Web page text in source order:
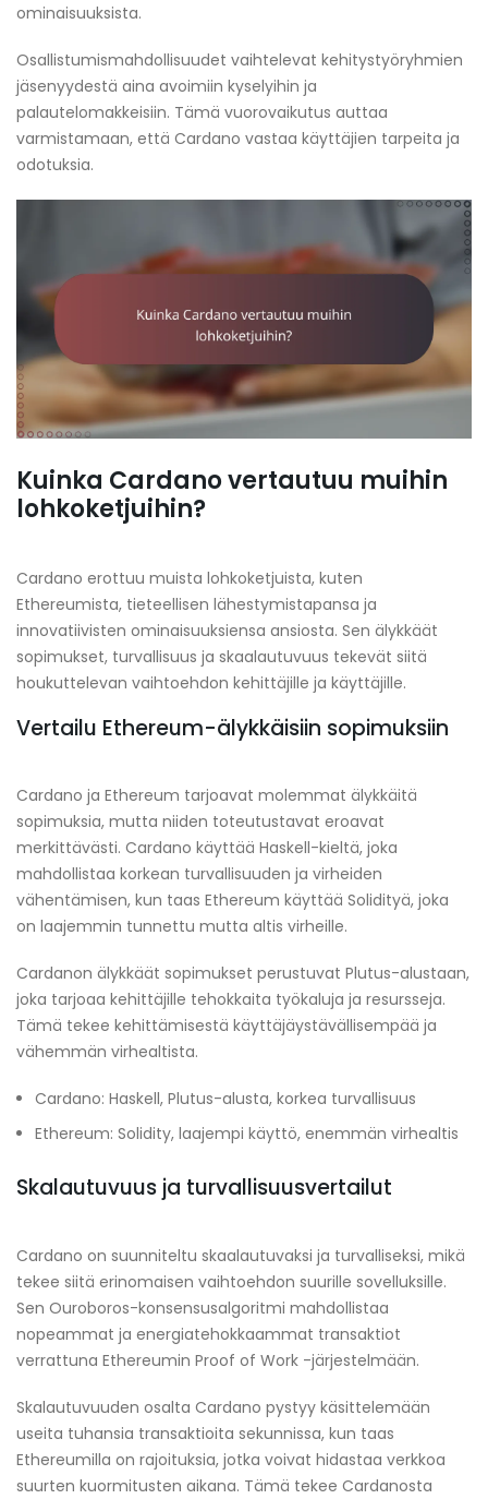
ominaisuuksista.
Osallistumismahdollisuudet vaihtelevat kehitystyöryhmien
jäsenyydestä aina avoimiin kyselyihin ja
palautelomakkeisiin. Tämä vuorovaikutus auttaa
varmistamaan, että Cardano vastaa käyttäjien tarpeita ja
odotuksia.
Kuinka Cardano vertautuu muihin
lohkoketjuihin?
Cardano erottuu muista lohkoketjuista, kuten
Ethereumista, tieteellisen lähestymistapansa ja
innovatiivisten ominaisuuksiensa ansiosta. Sen älykkäät
sopimukset, turvallisuus ja skaalautuvuus tekevät siitä
houkuttelevan vaihtoehdon kehittäjille ja käyttäjille.
Vertailu Ethereum-älykkäisiin sopimuksiin
Cardano ja Ethereum tarjoavat molemmat älykkäitä
sopimuksia, mutta niiden toteutustavat eroavat
merkittävästi. Cardano käyttää Haskell-kieltä, joka
mahdollistaa korkean turvallisuuden ja virheiden
vähentämisen, kun taas Ethereum käyttää Solidityä, joka
on laajemmin tunnettu mutta altis virheille.
Cardanon älykkäät sopimukset perustuvat Plutus-alustaan,
joka tarjoaa kehittäjille tehokkaita työkaluja ja resursseja.
Tämä tekee kehittämisestä käyttäjäystävällisempää ja
vähemmän virhealtista.
Cardano: Haskell, Plutus-alusta, korkea turvallisuus
Ethereum: Solidity, laajempi käyttö, enemmän virhealtis
Skalautuvuus ja turvallisuusvertailut
Cardano on suunniteltu skaalautuvaksi ja turvalliseksi, mikä
tekee siitä erinomaisen vaihtoehdon suurille sovelluksille.
Sen Ouroboros-konsensusalgoritmi mahdollistaa
nopeammat ja energiatehokkaammat transaktiot
verrattuna Ethereumin Proof of Work -järjestelmään.
Skalautuvuuden osalta Cardano pystyy käsittelemään
useita tuhansia transaktioita sekunnissa, kun taas
Ethereumilla on rajoituksia, jotka voivat hidastaa verkkoa
suurten kuormitusten aikana. Tämä tekee Cardanosta